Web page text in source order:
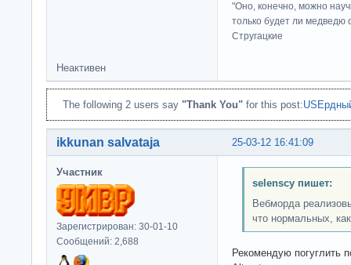
"Оно, конечно, можно
только будет ли медведю
Стругацкие
Неактивен
The following 2 users say "Thank You" for this post:
25-03-12 16:41:09
ikkunan salvataja
Участник
Зарегистрирован: 30-01-10
Сообщений: 2,688
selenscy пишет:
Вебморда
что нормальных,
Рекомендую погуглить